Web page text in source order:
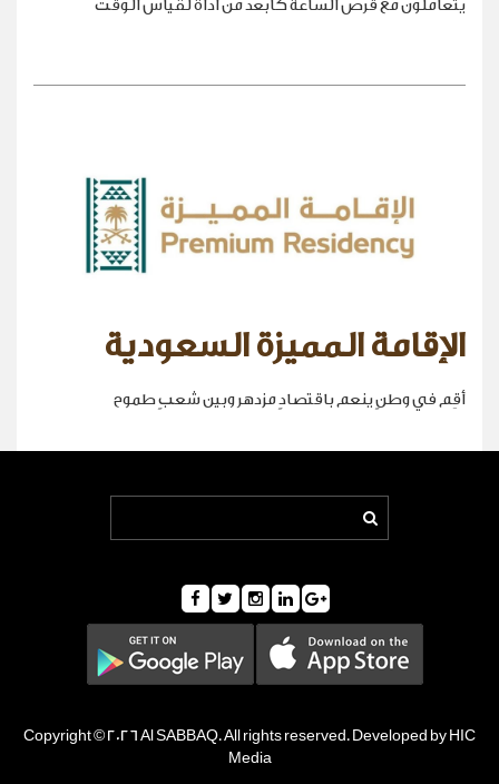
يتعاملون مع قرص الساعة كأبعد من أداة لقياس الوقت
الإقامة المميزة السعودية
أقِم في وطنٍ ينعم باقتصادٍ مزدهر وبين شعبٍ طموح
Copyright © 2026 Al SABBAQ. All rights reserved. Developed by HIC
Media